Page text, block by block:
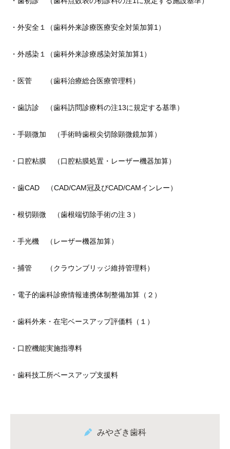
・外安全１（歯科外来診療医療安全対策加算1）
・外感染１（歯科外来診療感染対策加算1）
・医菅 （歯科治療総合医療管理料）
・歯訪診 （歯科訪問診療料の注13に規定する基準）
・手顕微加 （手術時歯根尖切除顕微鏡加算）
・口腔粘膜 （口腔粘膜処置・レーザー機器加算）
・歯CAD （CAD/CAM冠及びCAD/CAMインレー）
・根切顕微 （歯根端切除手術の注３）
・手光機 （レーザー機器加算）
・捕管 （クラウンブリッジ維持管理料）
・電子的歯科診療情報連携体制整備加算（２）
・歯科外来・在宅ベースアップ評価料（１）
・口腔機能実施指導料
・歯科技工所ベースアップ支援料
みやざき歯科